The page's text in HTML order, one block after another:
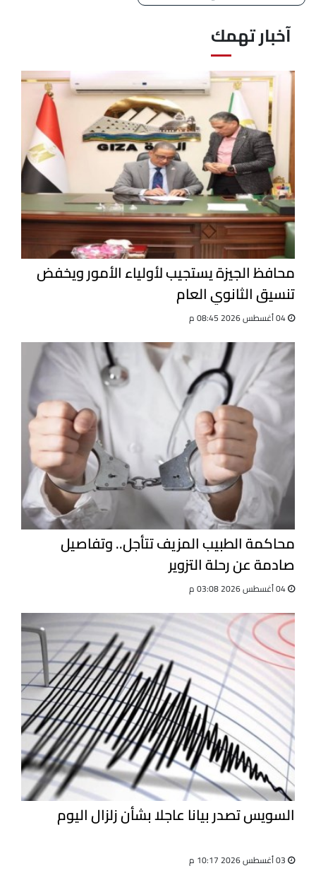
آخبار تهمك
محافظ الجيزة يستجيب لأولياء الأمور ويخفض
تنسيق الثانوي العام
محاكمة الطبيب المزيف تتأجل.. وتفاصيل
صادمة عن رحلة التزوير
السويس تصدر بيانا عاجلا بشأن زلزال اليوم